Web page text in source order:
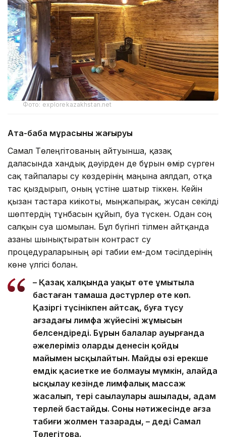
Фото: explorekazakhstan.net
Ата-баба мұрасының жаңғыруы
Самал Төлеңгітованың айтуынша, қазақ
даласында хандық дәуірден де бұрын өмір сүрген
сақ тайпалары су көздерінің маңына аялдап, отқа
тас қыздырып, оның үстіне шатыр тіккен. Кейін
қызған тастарға киікоты, мыңжапырақ, жусан секілді
шөптердің тұнбасын құйып, буға түскен. Одан соң
салқын суға шомылған. Бұл бүгінгі тілмен айтқанда
ағзаны шынықтыратын контраст су
процедураларының әрі табиғи ем-дом тәсілдерінің
көне үлгісі болған.
– Қазақ халқында уақыт өте ұмытыла
бастаған тамаша дәстүрлер өте көп.
Қазіргі түсінікпен айтсақ, буға түсу
ағзадағы лимфа жүйесінің жұмысын
белсендіреді. Бұрын балалар ауырғанда
әжелеріміз олардың денесін қойдың
майымен ысқылайтын. Майдың өзі ерекше
емдік қасиетке ие болмауы мүмкін, алайда
ысқылау кезінде лимфалық массаж
жасалып, тері саңылаулары ашылады, адам
терлей бастайды. Соның нәтижесінде ағза
табиғи жолмен тазарады, – деді Самал
Төлеңгітова.